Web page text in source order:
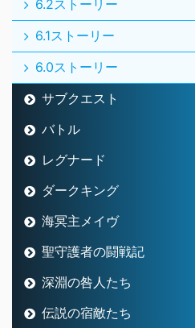
6.2ストーリー
6.1ストーリー
6.0ストーリー
サブクエスト
バトル
レグナード
ダークキング
海冥主メイヴ
聖守護者の闘戦記
深淵の咎人たち
伝説の宿敵たち